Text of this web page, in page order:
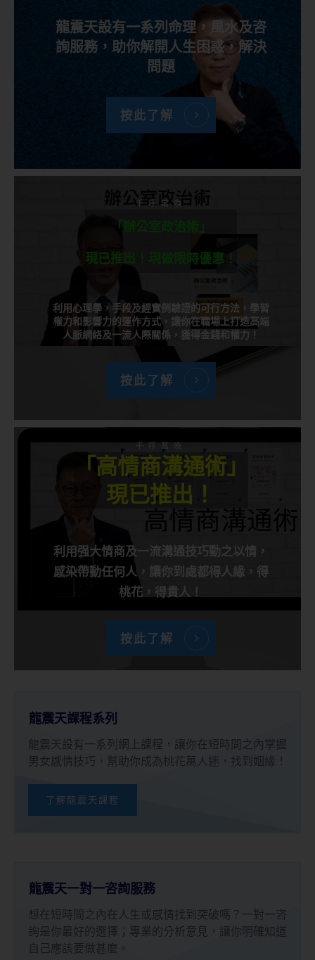
龍震天設有一系列命理，風水及咨
詢服務，助你解開人生困惑，解決
問題
按此了解
千呼萬喚
「辦公室政治術」
現已推出！現做限時優惠！
利用心理學，手段及經實例驗證的可行方法，學習
權力和影響力的運作方式，讓你在職場上打造高端
人脈網絡及一流人際關係，獲得金錢和權力！
按此了解
千呼萬喚
「高情商溝通術」
現已推出！
利用强大情商及一流溝通技巧動之以情，
感染帶動任何人，讓你到處都得人緣，得
桃花，得貴人！
按此了解
龍震天課程系列
龍震天設有一系列網上課程，讓你在短時間之內掌握
男女感情技巧，幫助你成為桃花萬人迷，找到姻緣！
了解龍震天課程
龍震天一對一咨詢服務
想在短時間之內在人生或感情找到突破嗎？一對一咨
詢是你最好的選擇；專業的分析意見，讓你明確知道
自己應該要做甚麼。